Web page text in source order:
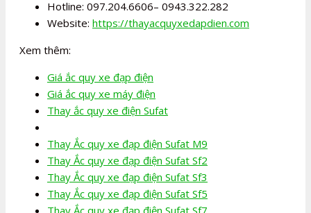
Hotline: 097.204.6606– 0943.322.282
Website: https://thayacquyxedapdien.com
Xem thêm:
Giá ắc quy xe đạp điện
Giá ắc quy xe máy điện
Thay ắc quy xe điện Sufat
Thay Ắc quy xe đạp điện Sufat M9
Thay Ắc quy xe đạp điện Sufat Sf2
Thay Ắc quy xe đạp điện Sufat Sf3
Thay Ắc quy xe đạp điện Sufat Sf5
Thay Ắc quy xe đạp điện Sufat Sf7